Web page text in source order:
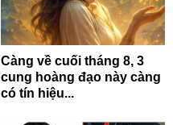
Càng về cuối tháng 8, 3
cung hoàng đạo này càng
có tín hiệu...